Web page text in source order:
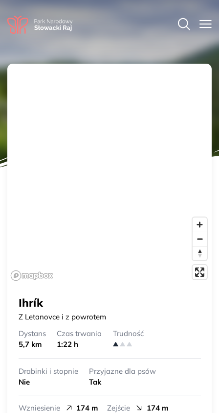
Ihrík
Z Letanovce i z powrotem
Dystans
5,7 km
Czas trwania
1:22 h
Trudność
Drabinki i stopnie
Nie
Przyjazne dla psów
Tak
Wzniesienie 174 m Zejście 174 m